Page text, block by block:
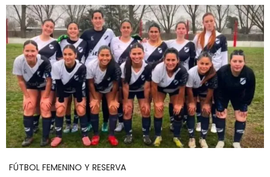
FÚTBOL FEMENINO Y RESERVA